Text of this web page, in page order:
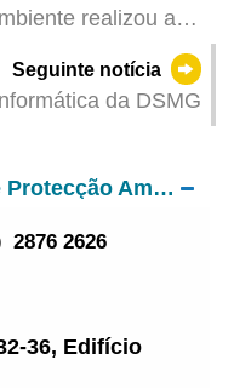
realizou a
Seguinte notícia
da DSMG
Direcção dos Serviços de Protecção Ambiental
2876 2626
36, Edifício